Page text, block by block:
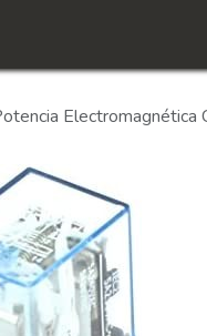
Electromagnética